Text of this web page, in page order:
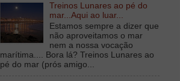
Treinos Lunares ao pé do
mar...Aqui ao luar...
Estamos sempre a dizer que
não aproveitamos o mar
nem a nossa vocação
marítima.... Bora lá? Treinos Lunares ao
pé do mar (prós amigo...